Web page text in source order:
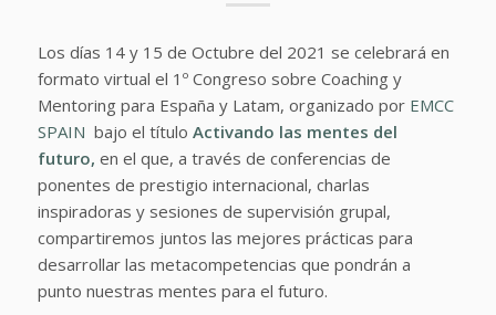
Los días 14 y 15 de Octubre del 2021 se celebrará en
formato virtual el 1º Congreso sobre Coaching y
Mentoring para España y Latam, organizado por EMCC
SPAIN bajo el título Activando las mentes del
futuro, en el que, a través de conferencias de
ponentes de prestigio internacional, charlas
inspiradoras y sesiones de supervisión grupal,
compartiremos juntos las mejores prácticas para
desarrollar las metacompetencias que pondrán a
punto nuestras mentes para el futuro.